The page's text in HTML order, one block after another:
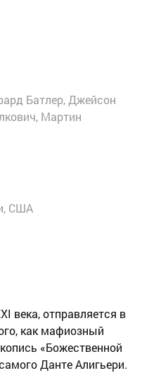
Батлер, Джейсон
Мартин
США
века, отправляется в
как мафиозный
«Божественной
Данте Алигьери.